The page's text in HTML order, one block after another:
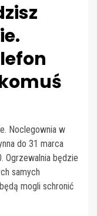
Noclegownia w
do 31 marca
Ogrzewalnia będzie
samych
mogli schronić